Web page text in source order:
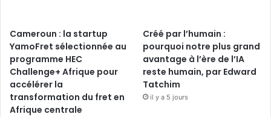
Cameroun : la startup
YamoFret sélectionnée au
programme HEC
Challenge+ Afrique pour
accélérer la
transformation du fret en
Afrique centrale
Créé par l’humain :
pourquoi notre plus grand
avantage à l’ère de l’IA
reste humain, par Edward
Tatchim
il y a 5 jours